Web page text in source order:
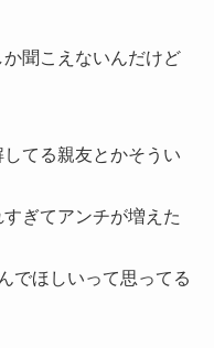
聞こえないんだけど
てる親友とかそうい
ぎてアンチが増えた
でほしいって思ってる